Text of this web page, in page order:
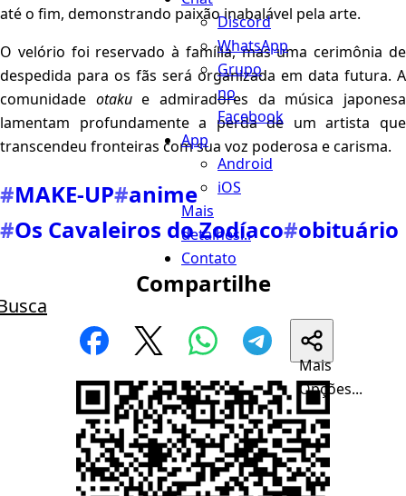
Discord
WhatsApp
Grupo
no
Facebook
App
Android
iOS
Mais
detalhes...
Contato
até o fim, demonstrando paixão inabalável pela arte.
O velório foi reservado à família, mas uma cerimônia de
despedida para os fãs será organizada em data futura. A
comunidade otakue admiradores da música japonesa
lamentam profundamente a perda de um artista que
transcendeu fronteiras com sua voz poderosa e carisma.
#MAKE-UP#anime
#Os Cavaleiros do Zodíaco#obituário
Compartilhe
Mais
Opções...